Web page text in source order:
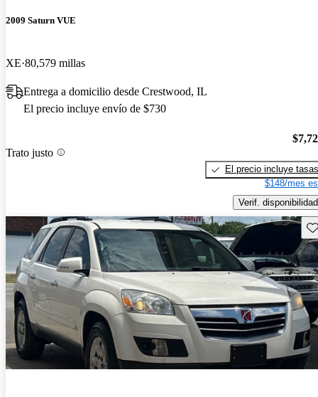
2009 Saturn VUE
XE 80,579 millas
Entrega a domicilio desde Crestwood, IL
El precio incluye envío de $730
Trato justo
El precio incluye tasas
$148/mes
Verif. disponibilidad